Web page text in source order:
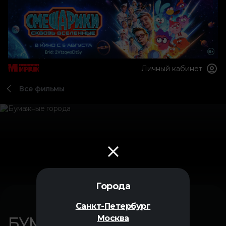
Города
Санкт-Петербург
Москва
Личный кабинет
Все фильмы